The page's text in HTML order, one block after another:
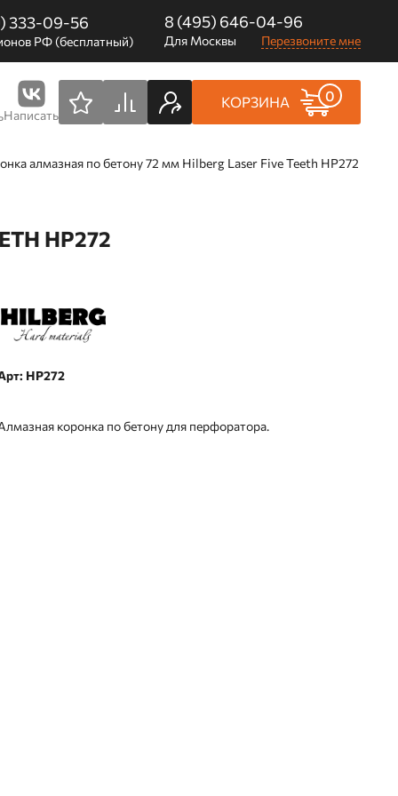
333-09-56
РФ (бесплатный)
8 (495) 646-04-96
Для Москвы Перезвоните мне
Написать
КОРЗИНА 0
алмазная по бетону 72 мм Hilberg Laser Five Teeth HP272
HP272
HP272
коронка по бетону для перфоратора.